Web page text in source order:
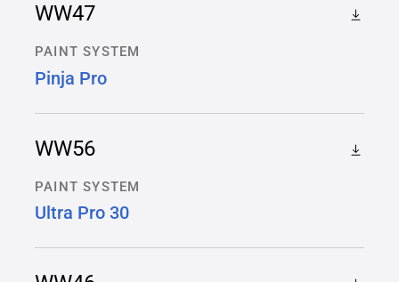
WW47
PAINT SYSTEM
Pinja Pro
WW56
PAINT SYSTEM
Ultra Pro 30